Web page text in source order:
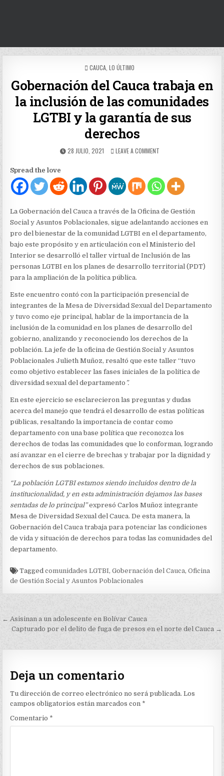
POSTED
CAUCA LO ÚLTIMO
Gobernación del Cauca trabaja en
la inclusión de las comunidades
LGTBI y la garantía de sus
derechos
PUBLISHED
28 JULIO, 2021 LEAVE A COMMENTON
CAUCA
TRABAJA
EN
INCLUSIÓN
DE
LAS
COMUNIDADES
LGTBI
Y
GARANTÍA
DERECHOS
Spread the love
La Gobernación del Cauca a través de la Oficina de Gestión
Social y Asuntos Poblacionales, sigue adelantando acciones en
pro del bienestar de la comunidad LGTBI en el departamento,
bajo este propósito y en articulación con el Ministerio del
Interior se desarrolló el taller virtual de Inclusión de las
personas LGTBI en los planes de desarrollo territorial (PDT)
para la ampliación de la política pública.
Este encuentro contó con la participación presencial de
integrantes de la Mesa de Diversidad Sexual del Departamento
y tuvo como eje principal, hablar de la importancia de la
inclusión de la comunidad en los planes de desarrollo del
gobierno, analizando y reconociendo los derechos de la
población. La jefe de la oficina de Gestión Social y Asuntos
Poblacionales Julieth Muñoz, resaltó que este taller “tuvo
como objetivo establecer las fases iniciales de la política de
diversidad sexual del departamento ”.
En este ejercicio se esclarecieron las preguntas y dudas
acerca del manejo que tendrá el desarrollo de estas políticas
públicas, resaltando la importancia de contar como
departamento con una base política que reconozca los
derechos de todas las comunidades que lo conforman, logrando
así avanzar en el cierre de brechas y trabajar por la dignidad y
derechos de sus poblaciones.
“La población LGTBI estamos siendo incluidos dentro de la
institucionalidad, y en esta administración dejamos las bases
sentadas de lo principal”expresó Carlos Muñoz integrante
Mesa de Diversidad Sexual del Cauca. De esta manera, la
Gobernación del Cauca trabaja para potenciar las condiciones
de vida y situación de derechos para todas las comunidades del
departamento.
Taggedcomunidades LGTBI,Gobernación del Cauca,Oficina
de Gestión Social y Asuntos Poblacionales
Navegación
de
entradas
← Asisinan a un adolescente en Bolívar Cauca
Capturado por el delito de fuga de presos en el norte del Cauca →
Deja un comentario
Tu dirección de correo electrónico no será publicada. Los
campos obligatorios están marcados con *
Comentario *